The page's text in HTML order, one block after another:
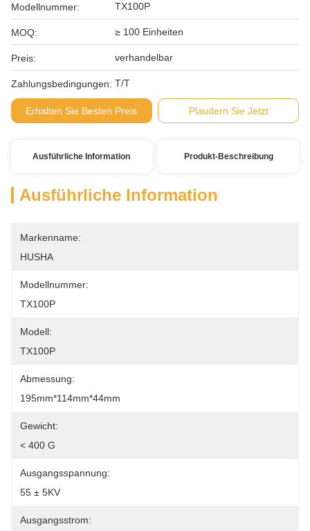
Modellnummer: TX100P
MOQ: ≥ 100 Einheiten
Preis: verhandelbar
Zahlungsbedingungen: T/T
Erhalten Sie Besten Preis Plaudern Sie Jetzt
Ausführliche Information Produkt-Beschreibung
Ausführliche Information
Markenname:
HUSHA
Modellnummer:
TX100P
Modell:
TX100P
Abmessung:
195mm*114mm*44mm
Gewicht:
< 400 G
Ausgangsspannung:
55 ± 5KV
Ausgangsstrom: